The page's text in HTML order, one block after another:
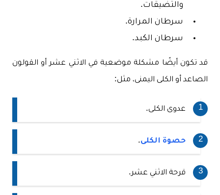
والتضيقات.
سرطان المرارة.
سرطان الكبد.
قد تكون أيضًا مشكلة موضعية في الاثني عشر أو القولون
الصاعد أو الكلى اليمنى، مثل:
عدوى الكلى.
حصوة الكلى.
قرحة الاثني عشر.